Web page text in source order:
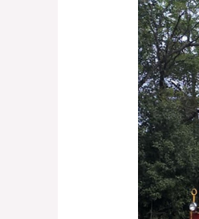
trilhos:
de
Bento
Gonçalves
a
Carlos
Barbosa